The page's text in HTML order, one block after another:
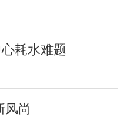
耗水难题
风尚